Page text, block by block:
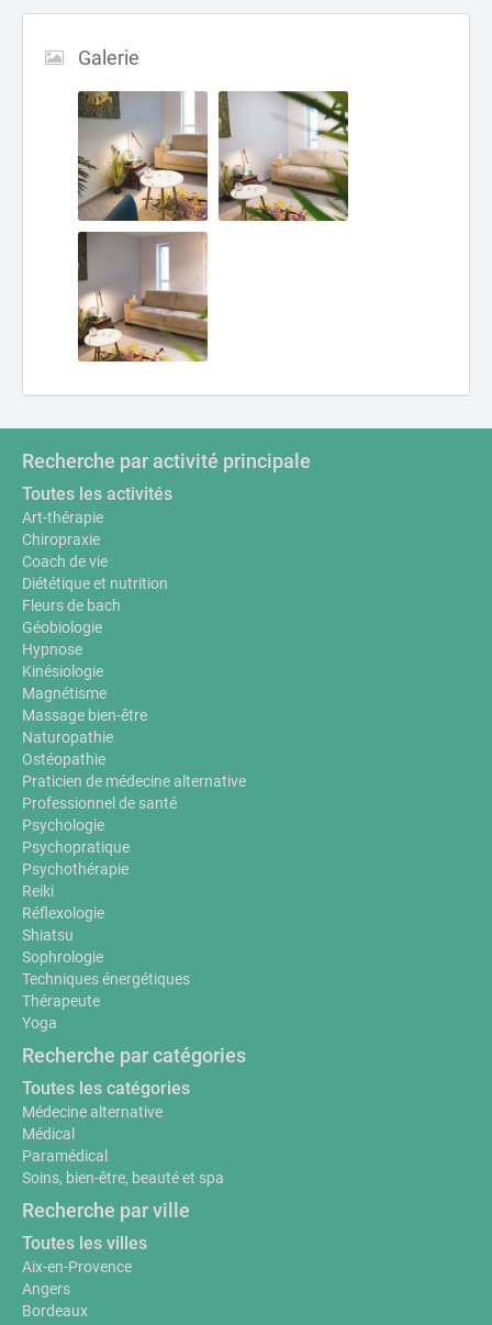
Galerie
Recherche par activité principale
Toutes les activités
Art-thérapie
Chiropraxie
Coach de vie
Diététique et nutrition
Fleurs de bach
Géobiologie
Hypnose
Kinésiologie
Magnétisme
Massage bien-être
Naturopathie
Ostéopathie
Praticien de médecine alternative
Professionnel de santé
Psychologie
Psychopratique
Psychothérapie
Reiki
Réflexologie
Shiatsu
Sophrologie
Techniques énergétiques
Thérapeute
Yoga
Recherche par catégories
Toutes les catégories
Médecine alternative
Médical
Paramédical
Soins, bien-être, beauté et spa
Recherche par ville
Toutes les villes
Aix-en-Provence
Angers
Bordeaux